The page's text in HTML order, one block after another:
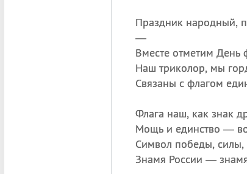
Праздник народный,
—
Вместе отметим День
Наш триколор, мы
Связаны с флагом
Флага наш, как знак
Мощь и единство —
Символ победы, силы,
Знамя России —